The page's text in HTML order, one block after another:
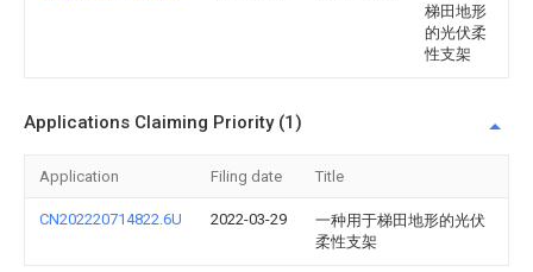
梯田地形
的光伏柔
性支架
Applications Claiming Priority (1)
Application Filing date Title
CN202220714822.6U 2022-03-29
一种用于梯田地形的光伏
柔性支架